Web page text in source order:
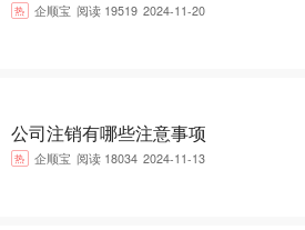
热 企顺宝 阅读 19519 2024-11-20
公司注销有哪些注意事项
热 企顺宝 阅读 18034 2024-11-13